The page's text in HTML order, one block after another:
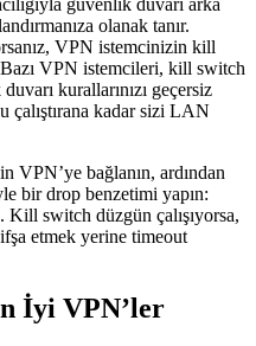
güvenlik duvarı arka
olanak tanır.
VPN istemcinizin kill
VPN istemcileri, kill switch
kurallarınızı geçersiz
çalıştırana kadar sizi LAN
VPN’ye bağlanın, ardından
bir drop benzetimi yapın:
. Kill switch düzgün çalışıyorsa,
etmek yerine timeout
İyi VPN’ler